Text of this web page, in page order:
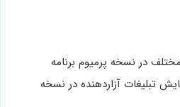
در نسخه پرمیوم برنامه
تبلیغات آزاردهنده در نسخه